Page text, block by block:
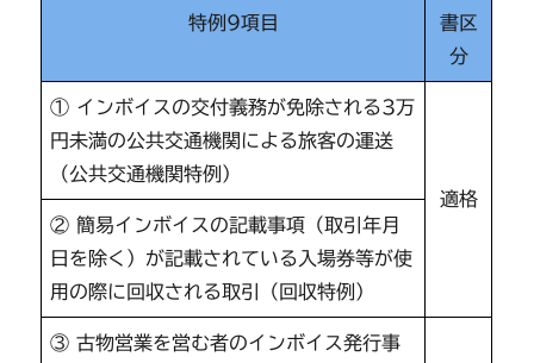
特例9項目
書区
分
① インボイスの交付義務が免除される3万
円未満の公共交通機関による旅客の運送
（公共交通機関特例）
適格
② 簡易インボイスの記載事項（取引年月
日を除く）が記載されている入場券等が使
用の際に回収される取引（回収特例）
③ 古物営業を営む者のインボイス発行事